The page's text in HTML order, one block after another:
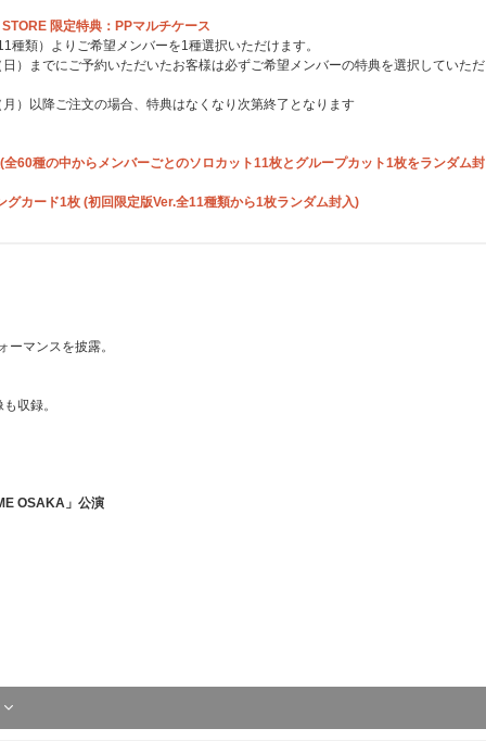
限定特典：PPマルチケース
種類）よりご希望メンバーを1種選択いただけます。
日）までにご予約いただいたお客様は必ずご希望メンバーの特典を選択していただ
月）以降ご注文の場合、特典はなくなり次第終了となります
全60種の中からメンバーごとのソロカット11枚とグループカット1枚をランダム封
グカード1枚 (初回限定版Ver.全11種類から1枚ランダム封入)
マンスを披露。
収録。
OSAKA」公演